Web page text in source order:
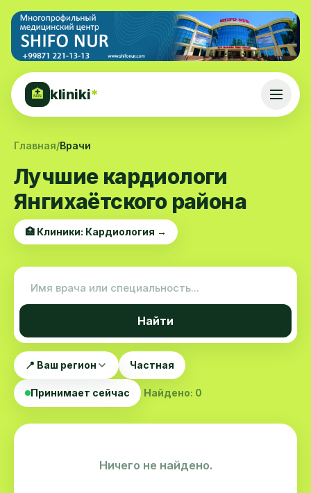
🏥 kliniki*
Главная/Врачи
Лучшие кардиологи
Янгихаётского района
🏥 Клиники: Кардиология →
Найти
📍 Ваш регион Частная
Принимает сейчас Найдено: 0
Ничего не найдено.